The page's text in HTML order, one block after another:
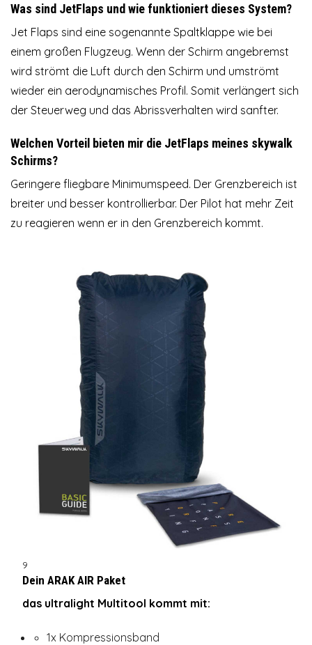
Was sind JetFlaps und wie funktioniert dieses System?
Jet Flaps sind eine sogenannte Spaltklappe wie bei
einem großen Flugzeug. Wenn der Schirm angebremst
wird strömt die Luft durch den Schirm und umströmt
wieder ein aerodynamisches Profil. Somit verlängert sich
der Steuerweg und das Abrissverhalten wird sanfter.
Welchen Vorteil bieten mir die JetFlaps meines skywalk
Schirms?
Geringere fliegbare Minimumspeed. Der Grenzbereich ist
breiter und besser kontrollierbar. Der Pilot hat mehr Zeit
zu reagieren wenn er in den Grenzbereich kommt.
9
Dein ARAK AIR Paket
das ultralight Multitool kommt mit:
1x Kompressionsband